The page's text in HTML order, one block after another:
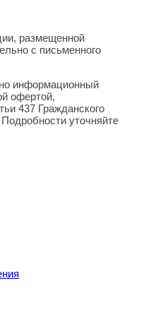
размещенной
с письменного
информационный
офертой,
437 Гражданского
уточняйте